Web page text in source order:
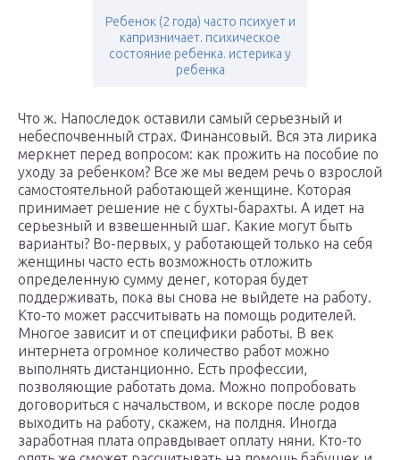
Ребенок (2 года) часто психует и
капризничает. психическое
состояние ребенка. истерика у
ребенка
Что ж. Напоследок оставили самый серьезный и
небеспочвенный страх. Финансовый. Вся эта лирика
меркнет перед вопросом: как прожить на пособие по
уходу за ребенком? Все же мы ведем речь о взрослой
самостоятельной работающей женщине. Которая
принимает решение не с бухты-барахты. А идет на
серьезный и взвешенный шаг. Какие могут быть
варианты? Во-первых, у работающей только на себя
женщины часто есть возможность отложить
определенную сумму денег, которая будет
поддерживать, пока вы снова не выйдете на работу.
Кто-то может рассчитывать на помощь родителей.
Многое зависит и от специфики работы. В век
интернета огромное количество работ можно
выполнять дистанционно. Есть профессии,
позволяющие работать дома. Можно попробовать
договориться с начальством, и вскоре после родов
выходить на работу, скажем, на полдня. Иногда
заработная плата оправдывает оплату няни. Кто-то